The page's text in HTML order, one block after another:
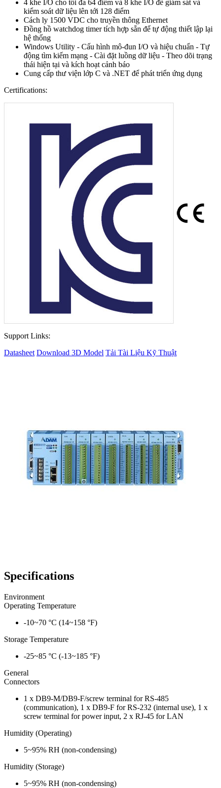
4 khe I/O cho tối đa 64 điểm và 8 khe I/O để giám sát và
kiểm soát dữ liệu lên tới 128 điểm
Cách ly 1500 VDC cho truyền thông Ethernet
Đồng hồ watchdog timer tích hợp sẵn để tự động thiết lập lại
hệ thống
Windows Utility - Cấu hình mô-đun I/O và hiệu chuẩn - Tự
động tìm kiếm mạng - Cài đặt luồng dữ liệu - Theo dõi trạng
thái hiện tại và kích hoạt cảnh báo
Cung cấp thư viện lớp C và .NET để phát triển ứng dụng
Certifications:
Support Links:
Datasheet Download 3D Model Tải Tài Liệu Kỹ Thuật
Specifications
Environment
Operating Temperature
-10~70 °C (14~158 °F)
Storage Temperature
-25~85 °C (-13~185 °F)
General
Connectors
1 x DB9-M/DB9-F/screw terminal for RS-485
(communication), 1 x DB9-F for RS-232 (internal use), 1 x
screw terminal for power input, 2 x RJ-45 for LAN
Humidity (Operating)
5~95% RH (non-condensing)
Humidity (Storage)
5~95% RH (non-condensing)